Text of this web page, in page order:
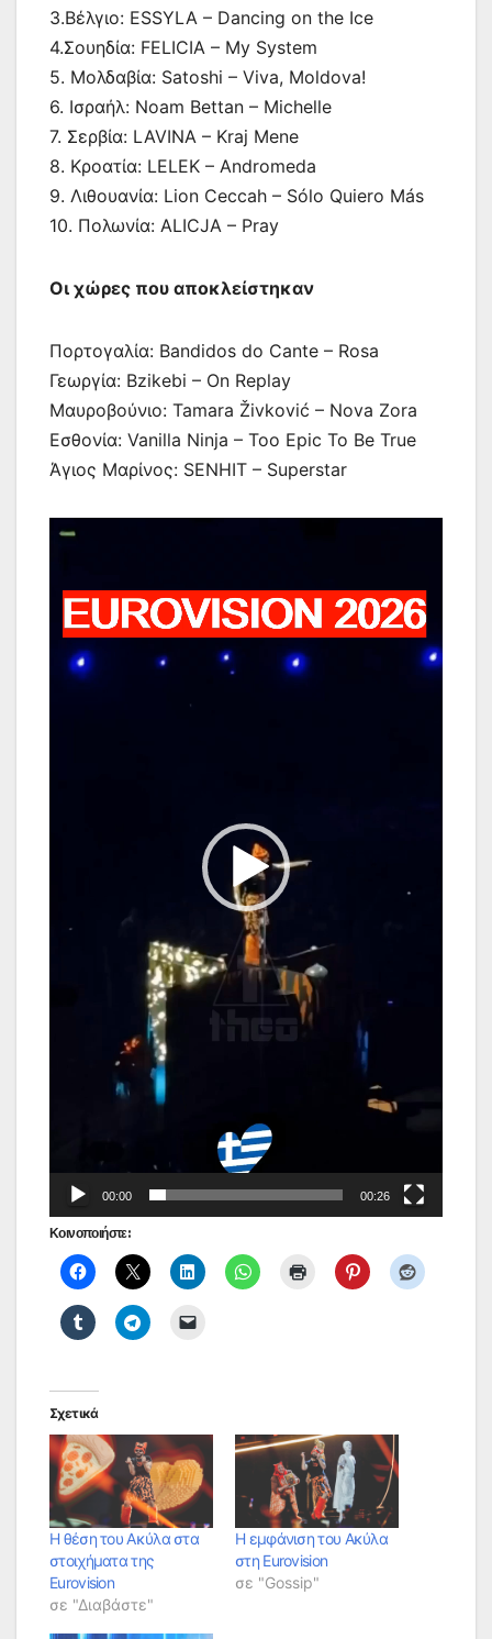
3.Βέλγιο: ESSYLA – Dancing on the Ice
4.Σουηδία: FELICIA – My System
5. Μολδαβία: Satoshi – Viva, Moldova!
6. Ισραήλ: Noam Bettan – Michelle
7. Σερβία: LAVINA – Kraj Mene
8. Κροατία: LELEK – Andromeda
9. Λιθουανία: Lion Ceccah – Sólo Quiero Más
10. Πολωνία: ALICJA – Pray
Οι χώρες που αποκλείστηκαν
Πορτογαλία: Bandidos do Cante – Rosa
Γεωργία: Bzikebi – On Replay
Μαυροβούνιο: Tamara Živković – Nova Zora
Εσθονία: Vanilla Ninja – Too Epic To Be True
Άγιος Μαρίνος: SENHIT – Superstar
Πρόγραμμα
Βίντεο
00:00 00:26
Κοινοποιήστε:
Σχετικά
Η θέση του Ακύλα στα
στοιχήματα της
Eurovision
σε "Διαβάστε"
Η εμφάνιση του Ακύλα
στη Eurovision
σε "Gossip"